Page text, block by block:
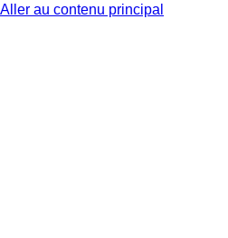
Aller au contenu principal